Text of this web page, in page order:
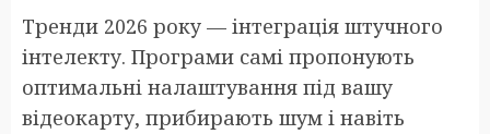
Тренди 2026 року — інтеграція штучного
інтелекту. Програми самі пропонують
оптимальні налаштування під вашу
відеокарту, прибирають шум і навіть